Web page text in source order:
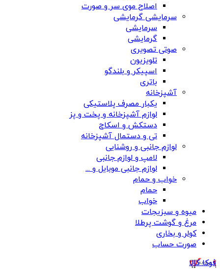
اصلاح موی سر و صورت
سرمایشی گرمایشی
سرمایشی
گرمایشی
صوتی تصویری
تلویزیون
اسپیکر و بلندگو
باتری
آشپزخانه
یکبار مصرف پلاستیکی
لوازم آشپزخانه و پخت و پز
دستکش و اسکاج
تی و دستمال آشپزخانه
لوازم جانبی و روشنایی
لامپ و لوازم جانبی
لوازم جانبی موبایل و ...
خواب و حمام
حمام
خواب
میوه و سبزیجات
مرغ و گوشت پرطلا
کولر و بخاری
صورت حساب
فوکا کالا